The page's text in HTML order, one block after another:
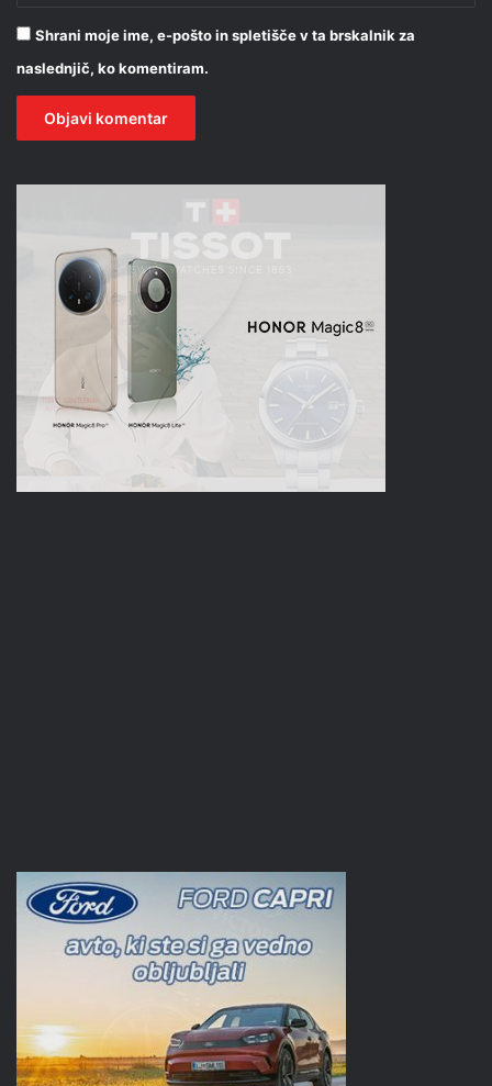
Shrani moje ime, e-pošto in spletišče v ta brskalnik za
naslednjič, ko komentiram.